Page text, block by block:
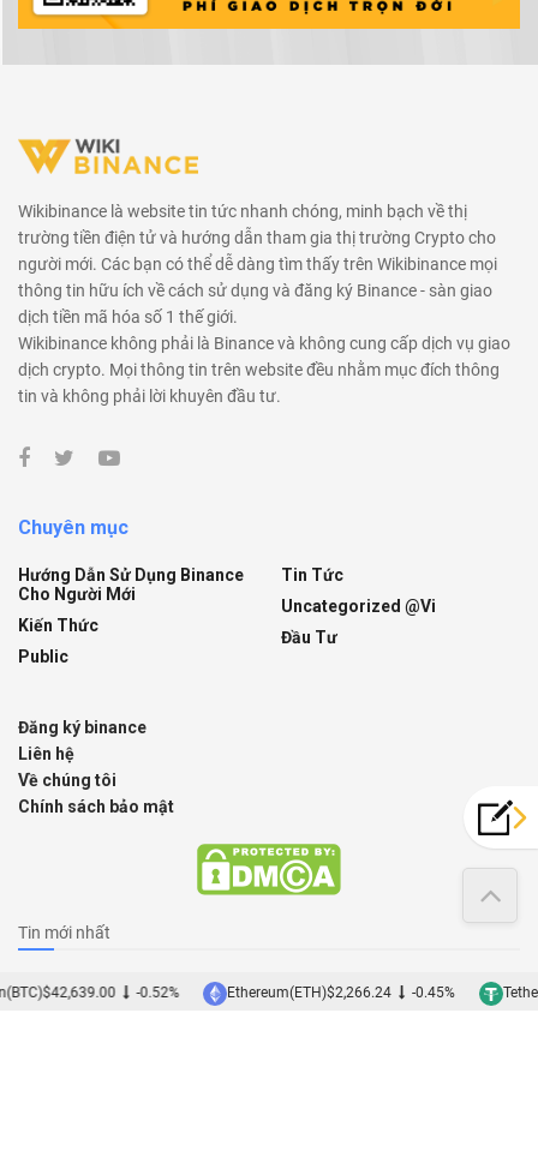
Wikibinance là website tin tức nhanh chóng, minh bạch về thị
trường tiền điện tử và hướng dẫn tham gia thị trường Crypto cho
người mới. Các bạn có thể dễ dàng tìm thấy trên Wikibinance mọi
thông tin hữu ích về cách sử dụng và đăng ký Binance - sàn giao
dịch tiền mã hóa số 1 thế giới.
Wikibinance không phải là Binance và không cung cấp dịch vụ giao
dịch crypto. Mọi thông tin trên website đều nhằm mục đích thông
tin và không phải lời khuyên đầu tư.
Chuyên mục
Hướng Dẫn Sử Dụng Binance
Cho Người Mới
Kiến Thức
Public
Tin Tức
Uncategorized @vi
Đầu Tư
Đăng ký binance
Liên hệ
Về chúng tôi
Chính sách bảo mật
Tin mới nhất
Stelsia Casino Port-la-Nouvelle : avis complet, bonus, jeux
$42,639.00 -0.52% Ethereum(ETH)$2,266.24 -0.45%